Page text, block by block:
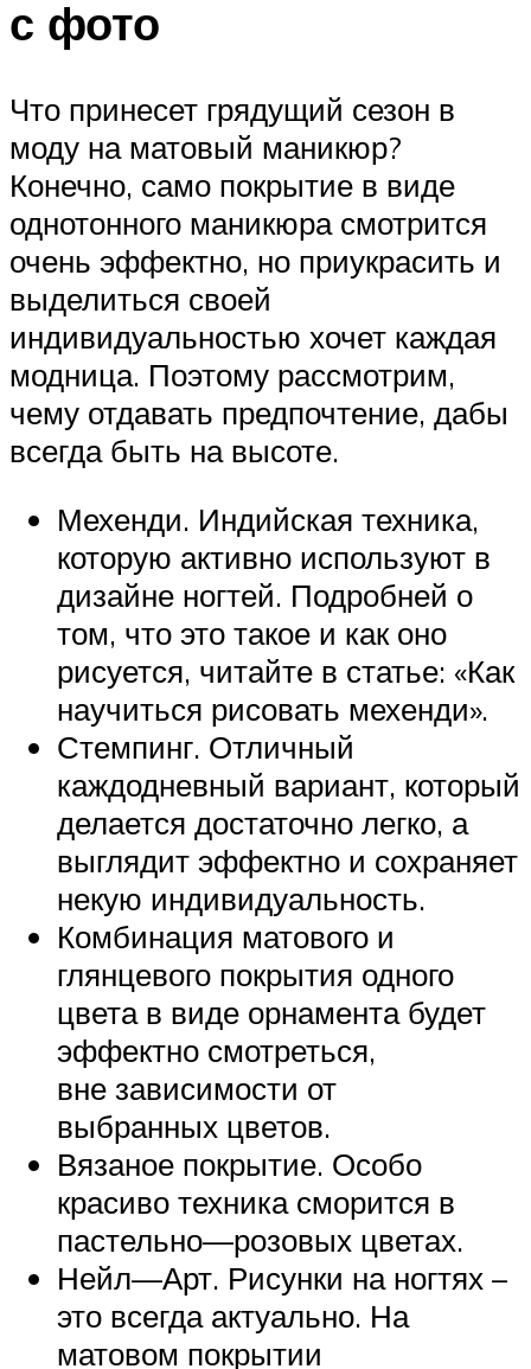
с фото
Что принесет грядущий сезон в
моду на матовый маникюр?
Конечно, само покрытие в виде
однотонного маникюра смотрится
очень эффектно, но приукрасить и
выделиться своей
индивидуальностью хочет каждая
модница. Поэтому рассмотрим,
чему отдавать предпочтение, дабы
всегда быть на высоте.
Мехенди. Индийская техника,
которую активно используют в
дизайне ногтей. Подробней о
том, что это такое и как оно
рисуется, читайте в статье: «Как
научиться рисовать мехенди».
Стемпинг. Отличный
каждодневный вариант, который
делается достаточно легко, а
выглядит эффектно и сохраняет
некую индивидуальность.
Комбинация матового и
глянцевого покрытия одного
цвета в виде орнамента будет
эффектно смотреться,
вне зависимости от
выбранных цветов.
Вязаное покрытие. Особо
красиво техника сморится в
пастельно—розовых цветах.
Нейл—Арт. Рисунки на ногтях –
это всегда актуально. На
матовом покрытии